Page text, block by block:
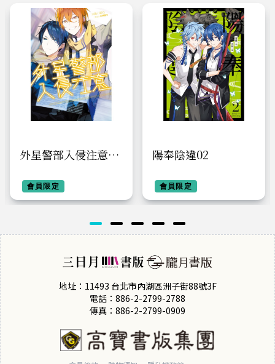
外星警部入侵注意
會員限定
陽奉陰違02
會員限定
地址：11493 台北市內湖區洲子街88號3F
電話：886-2-2799-2788
傳真：886-2-2799-0909